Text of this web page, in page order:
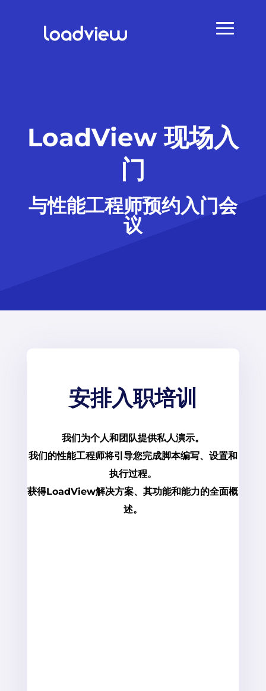
LoadView 现场入
门
与性能工程师预约入门会
议
安排入职培训
我们为个人和团队提供私人演示。
我们的性能工程师将引导您完成脚本编写、设置和
执行过程。
获得LoadView解决方案、其功能和能力的全面概
述。